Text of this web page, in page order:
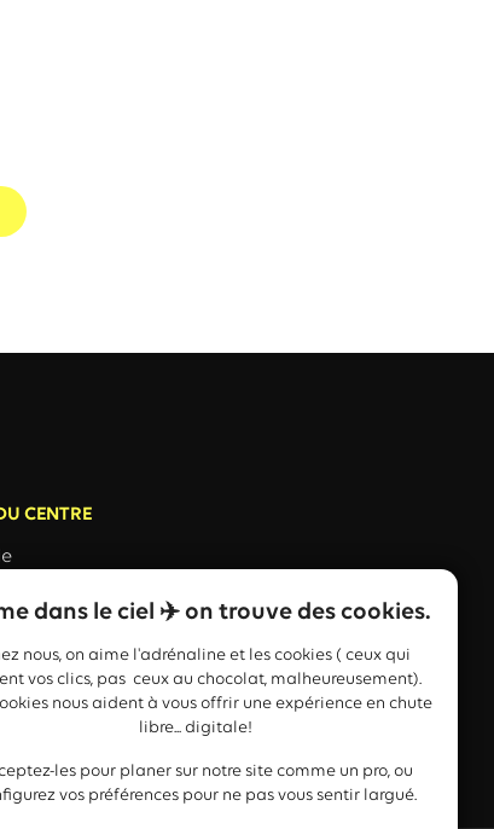
dans le ciel ✈️ on trouve des cookies.
nous, on aime l'adrénaline et les cookies ( ceux qui
vos clics, pas ceux au chocolat, malheureusement).
nous aident à vous offrir une expérience en chute
libre... digitale!
les pour planer sur notre site comme un pro, ou
vos préférences pour ne pas vous sentir largué.
CENTRE
de Conilhac